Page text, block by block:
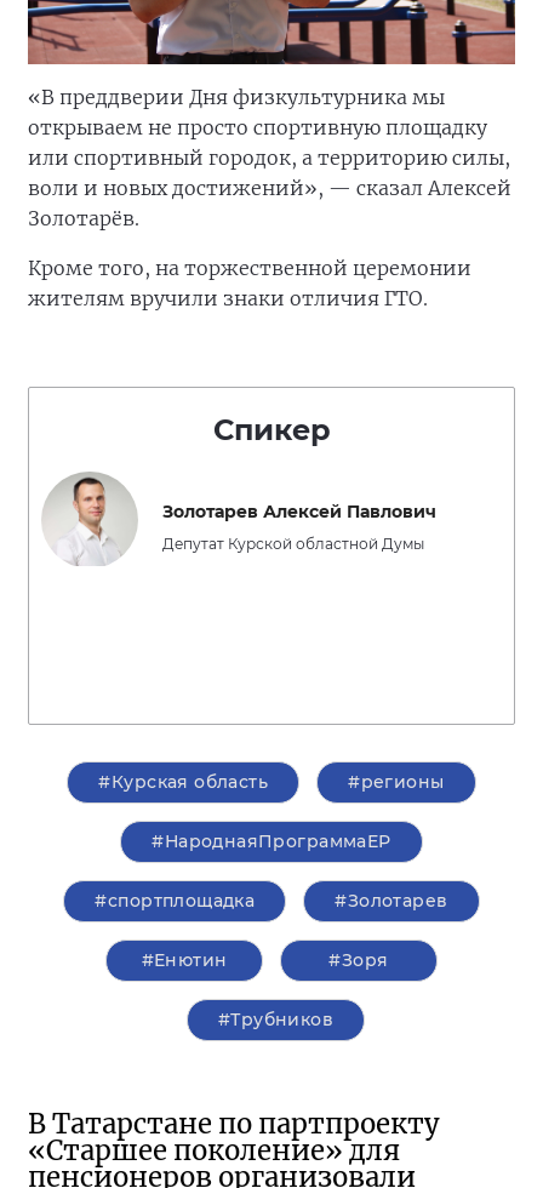
«В преддверии Дня физкультурника мы
открываем не просто спортивную площадку
или спортивный городок, а территорию силы,
воли и новых достижений», — сказал Алексей
Золотарёв.
Кроме того, на торжественной церемонии
жителям вручили знаки отличия ГТО.
Спикер
Золотарев Алексей Павлович
Депутат Курской областной Думы
#Курская область #регионы
#НароднаяПрограммаЕР
#спортплощадка #Золотарев
#Енютин #Зоря
#Трубников
В Татарстане по партпроекту
«Старшее поколение» для
пенсионеров организовали